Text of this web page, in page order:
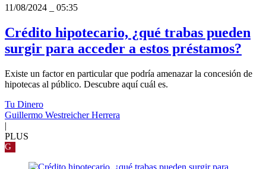
11/08/2024
05:35
Crédito hipotecario, ¿qué trabas pueden
surgir para acceder a estos préstamos?
Existe un factor en particular que podría amenazar la concesión de
hipotecas al público. Descubre aquí cuál es.
Tu Dinero
Guillermo Westreicher Herrera
|
PLUS
G